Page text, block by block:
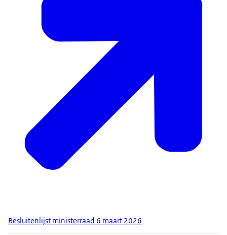
Besluitenlijst ministerraad 6 maart 2026